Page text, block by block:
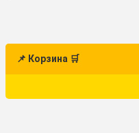
📌 Корзина 🛒